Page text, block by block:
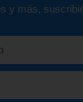
y más,